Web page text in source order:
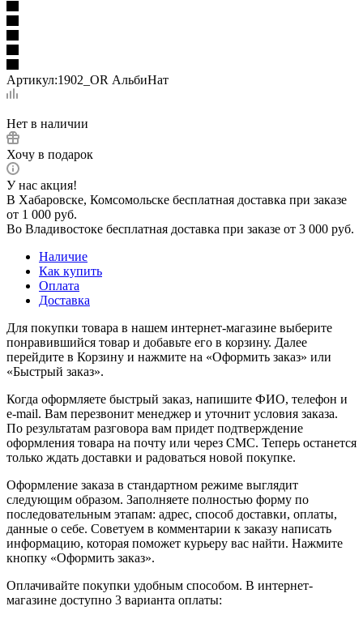
Артикул:1902_OR АльбиНат
Нет в наличии
Хочу в подарок
У нас акция!
В Хабаровске, Комсомольске бесплатная доставка при заказе
от 1 000 руб.
Во Владивостоке бесплатная доставка при заказе от 3 000 руб.
Наличие
Как купить
Оплата
Доставка
Для покупки товара в нашем интернет-магазине выберите
понравившийся товар и добавьте его в корзину. Далее
перейдите в Корзину и нажмите на «Оформить заказ» или
«Быстрый заказ».
Когда оформляете быстрый заказ, напишите ФИО, телефон и
e-mail. Вам перезвонит менеджер и уточнит условия заказа.
По результатам разговора вам придет подтверждение
оформления товара на почту или через СМС. Теперь останется
только ждать доставки и радоваться новой покупке.
Оформление заказа в стандартном режиме выглядит
следующим образом. Заполняете полностью форму по
последовательным этапам: адрес, способ доставки, оплаты,
данные о себе. Советуем в комментарии к заказу написать
информацию, которая поможет курьеру вас найти. Нажмите
кнопку «Оформить заказ».
Оплачивайте покупки удобным способом. В интернет-
магазине доступно 3 варианта оплаты: